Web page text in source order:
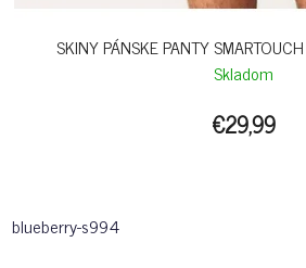
SKINY PÁNSKE PANTY
Skladom
€29,99
blueberry-s994